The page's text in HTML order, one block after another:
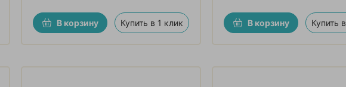
В корзину Купить в 1 клик В корзину Купить